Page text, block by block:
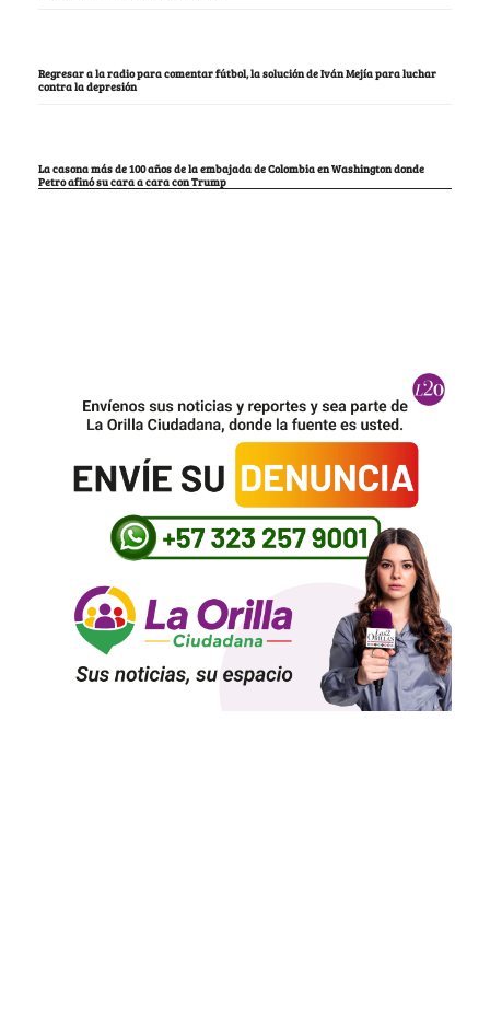
Regresar a la radio para comentar fútbol, la solución de Iván Mejía para luchar
contra la depresión
La casona más de 100 años de la embajada de Colombia en Washington donde
Petro afinó su cara a cara con Trump